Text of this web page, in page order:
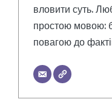
вловити суть.
простою мовою:
повагою до